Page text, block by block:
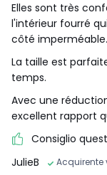
Elles sont très
l'intérieur fourré
côté imperméable.
La taille est
temps.
Avec une
excellent rapport
Consiglio
JulieB
Acquirente